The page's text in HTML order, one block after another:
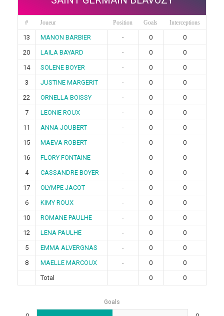
# Joueur Position Goals Interceptions
13 MANON BARBIER - 0
0
20
LAILA BAYARD - 0
0
14
SOLENE BOYER - 0
0
3
JUSTINE MARGERIT - 0
0
22
ORNELLA BOISSY - 0
0
7
LEONIE ROUX - 0
0
11
ANNA JOUBERT - 0
0
15
MAEVA ROBERT - 0
0
16
FLORY FONTAINE - 0
0
4
CASSANDRE BOYER - 0
0
17
OLYMPE JACOT - 0
0
6
KIMY ROUX - 0
0
10
ROMANE PAULHE - 0
0
12
LENA PAULHE - 0
0
5
EMMA ALVERGNAS - 0
0
8
MAELLE MARCOUX - 0
0
Total
0 0
Goals